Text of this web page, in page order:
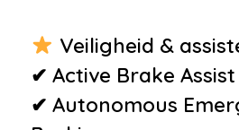
voorstoel(en)
•Hoofdsteunen
•Lederen bekleding
Veiligheid &
✔ Active Brake Assist
✔ Autonomous